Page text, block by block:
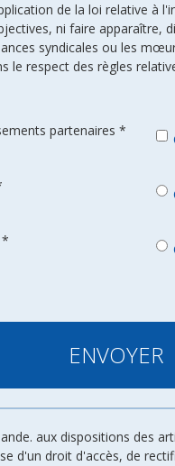
de la loi relative à
ni faire apparaître,
syndicales ou les
le respect des règles
partenaires *
*
aux dispositions des
d'un droit d'accès, de